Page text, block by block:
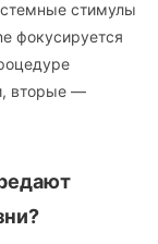
стимулы
фокусируется
вторые —